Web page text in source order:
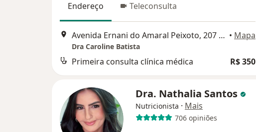
Endereço Teleconsulta
Avenida Ernani do Amaral Peixoto, 207 - sala 1604, Niterói • Mapa
Dra Caroline Batista
Primeira consulta clínica médica R$ 350
Dra. Nathalia Santos
Nutricionista · Mais
706 opiniões